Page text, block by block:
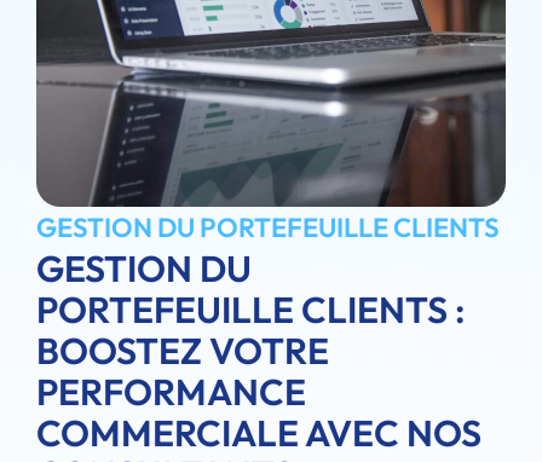
GESTION DU PORTEFEUILLE CLIENTS
GESTION DU
PORTEFEUILLE CLIENTS :
BOOSTEZ VOTRE
PERFORMANCE
COMMERCIALE AVEC NOS